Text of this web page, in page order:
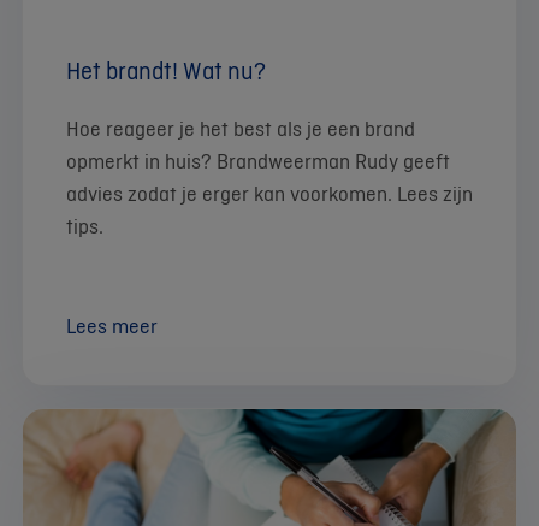
Het brandt! Wat nu?
Hoe reageer je het best als je een brand
opmerkt in huis? Brandweerman Rudy geeft
advies zodat je erger kan voorkomen. Lees zijn
tips.
Lees meer